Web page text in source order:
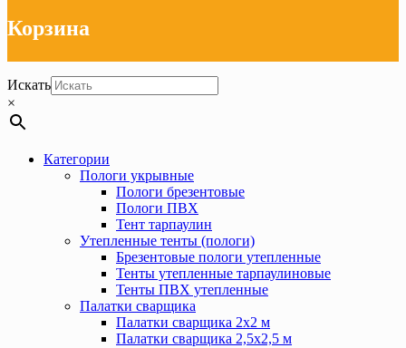
Корзина
Искать
×
Категории
Пологи укрывные
Пологи брезентовые
Пологи ПВХ
Тент тарпаулин
Утепленные тенты (пологи)
Брезентовые пологи утепленные
Тенты утепленные тарпаулиновые
Тенты ПВХ утепленные
Палатки сварщика
Палатки сварщика 2х2 м
Палатки сварщика 2,5х2,5 м